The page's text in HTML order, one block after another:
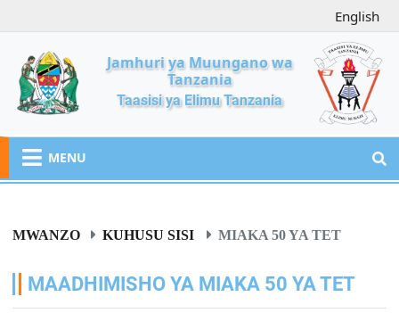
English
Jamhuri ya Muungano wa
Tanzania
Taasisi ya Elimu Tanzania
MENU
MWANZO KUHUSU SISI MIAKA 50 YA TET
MAADHIMISHO YA MIAKA 50 YA TET